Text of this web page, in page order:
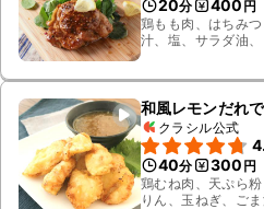
20分 400 円
鶏もも肉、はちみ
汁、塩、サラダ油
和風レモンだれ
クラシル公式
40分 300 円
鶏むね肉、天ぷら
りん、玉ねぎ、ご